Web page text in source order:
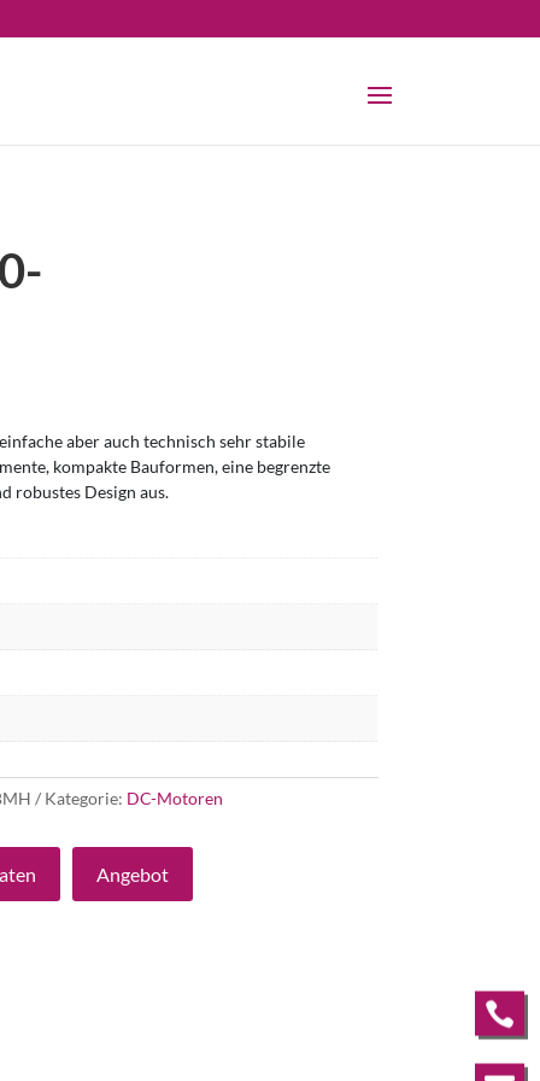
aber auch technisch sehr stabile
kompakte Bauformen, eine begrenzte
robustes Design aus.
Kategorie: DC-Motoren
Angebot
